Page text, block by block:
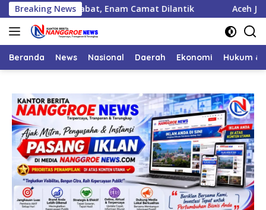
Langsung
ke
konten
Breaking News
125 Pejabat, Enam Camat Dilantik Aceh Jaya
Beranda News Nasional Daerah Ekonomi Hukum &